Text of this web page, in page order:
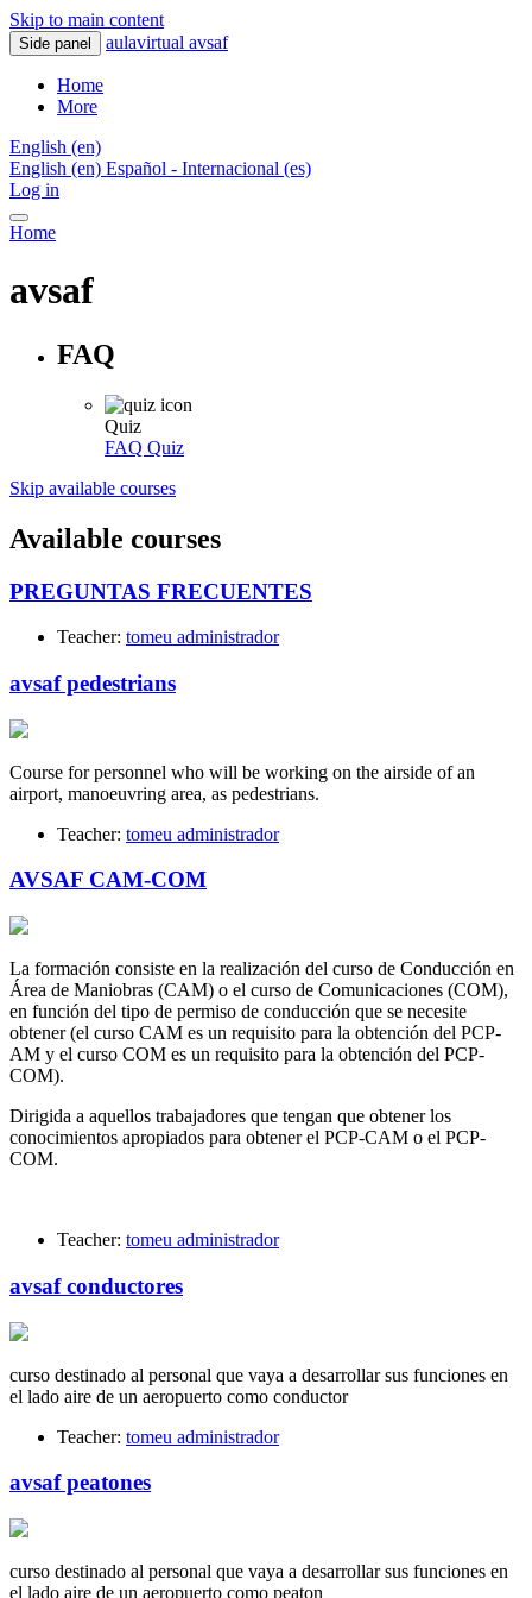
Skip to main content
Side panel aulavirtual avsaf
Home
More
English ‎(en)‎
English ‎(en)‎ Español - Internacional ‎(es)‎
Log in
Home
avsaf
FAQ
Quiz
FAQ Quiz
Skip available courses
Available courses
PREGUNTAS FRECUENTES
Teacher: tomeu administrador
avsaf pedestrians
Course for personnel who will be working on the airside of an
airport, manoeuvring area, as pedestrians.
Teacher: tomeu administrador
AVSAF CAM-COM
La formación consiste en la realización del curso de Conducción en
Área de Maniobras (CAM) o el curso de Comunicaciones (COM),
en función del tipo de permiso de conducción que se necesite
obtener (el curso CAM es un requisito para la obtención del PCP-
AM y el curso COM es un requisito para la obtención del PCP-
COM).
Dirigida a aquellos trabajadores que tengan que obtener los
conocimientos apropiados para obtener el PCP-CAM o el PCP-
COM.
Teacher: tomeu administrador
avsaf conductores
curso destinado al personal que vaya a desarrollar sus funciones en
el lado aire de un aeropuerto como conductor
Teacher: tomeu administrador
avsaf peatones
curso destinado al personal que vaya a desarrollar sus funciones en
el lado aire de un aeropuerto como peaton